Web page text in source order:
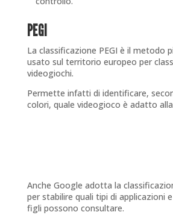
PEGI
La classificazione PEGI è il metodo
usato sul territorio europeo per
videogiochi.
Permette infatti di identificare,
colori, quale videogioco è adatto
Anche Google adotta la
per stabilire quali tipi di applicazioni
figli possono consultare.